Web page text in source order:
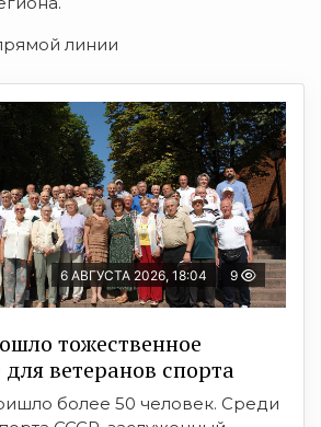
линии
6 АВГУСТА 2026, 18:04 9
тожественное
ветеранов спорта
более 50 человек. Среди